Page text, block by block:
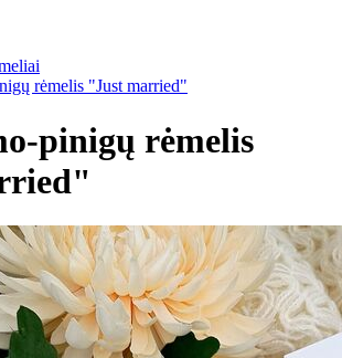
rėmelis "Just married"
pinigų rėmelis